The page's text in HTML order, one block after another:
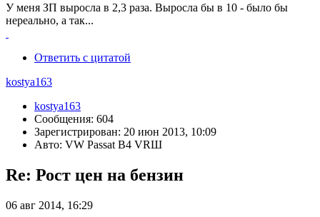
У меня ЗП выросла в 2,3 раза. Выросла бы в 10 - было бы
нереально, а так...
Ответить с цитатой
kostya163
kostya163
Сообщения: 604
Зарегистрирован: 20 июн 2013, 10:09
Авто: VW Passat B4 VRШ
Re: Рост цен на бензин
06 авг 2014, 16:29